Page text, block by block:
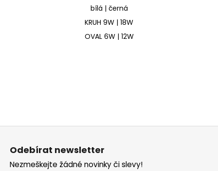
bílá | černá
KRUH 9W | 18W
OVAL 6W | 12W
Z
Odebírat newsletter
Nezmeškejte žádné novinky či slevy!